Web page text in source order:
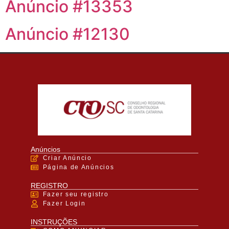
Anúncio #13353
Anúncio #12130
Anúncios
Criar Anúncio
Página de Anúncios
REGISTRO
Fazer seu registro
Fazer Login
INSTRUÇÕES